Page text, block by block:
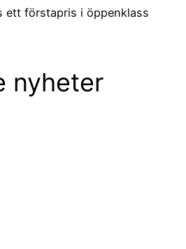
ett förstapris i öppenklass
nyheter